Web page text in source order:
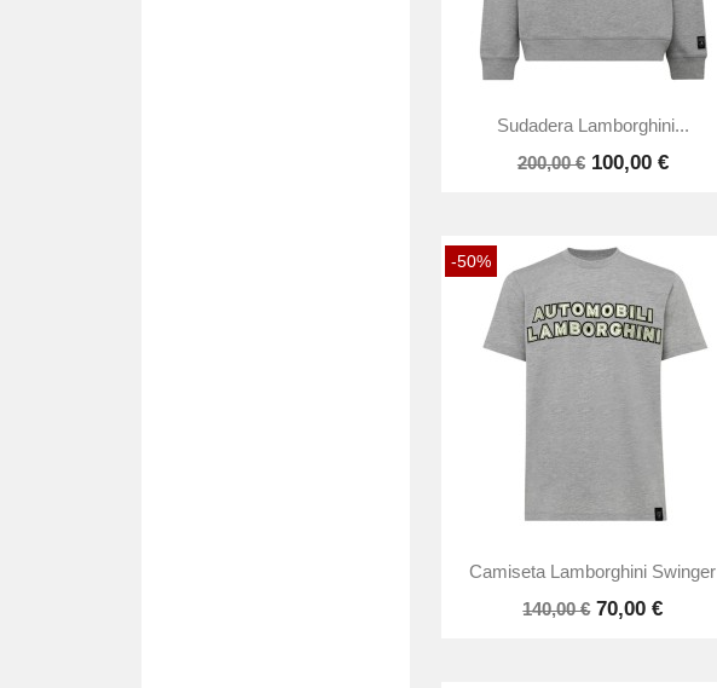
Vista rápida
Sudadera Lamborghini...
200,00 € 100,00 €
-50%
 Vista rápida
Camiseta Lamborghini Swinger
140,00 € 70,00 €